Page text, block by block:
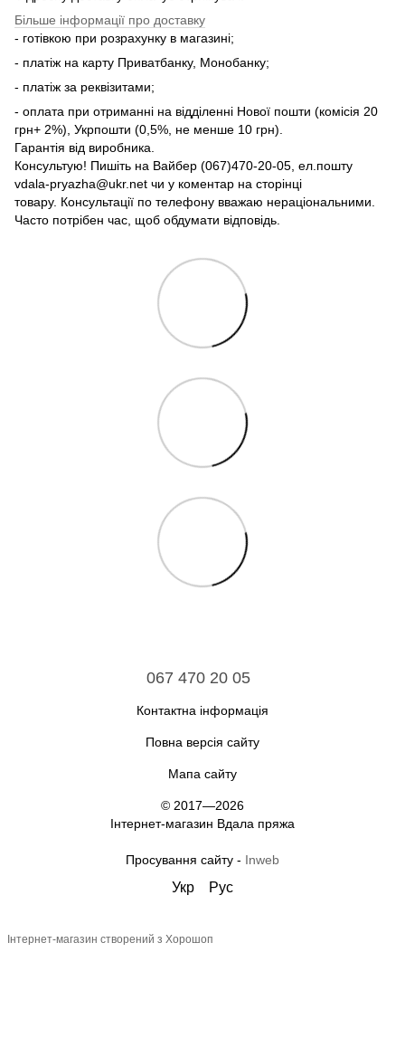
Більше інформації про доставку
- готівкою при розрахунку в магазині;
- платіж на карту Приватбанку, Монобанку;
- платіж за реквізитами;
- оплата при отриманні на відділенні Нової пошти (комісія 20
грн+ 2%), Укрпошти (0,5%, не менше 10 грн).
Гарантія від виробника.
Консультую! Пишіть на Вайбер (067)470-20-05, ел.пошту
vdala-pryazha@ukr.net чи у коментар на сторінці
товару. Консультації по телефону вважаю нераціональними.
Часто потрібен час, щоб обдумати відповідь.
067 470 20 05
Контактна інформація
Повна версія сайту
Мапа сайту
© 2017—2026
Інтернет-магазин Вдала пряжа
Просування сайту - Inweb
Укр Рус
Інтернет-магазин створений з Хорошоп